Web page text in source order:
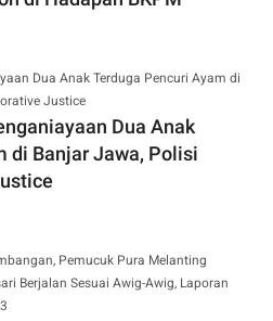
Dua Anak
di Banjar Jawa, Polisi